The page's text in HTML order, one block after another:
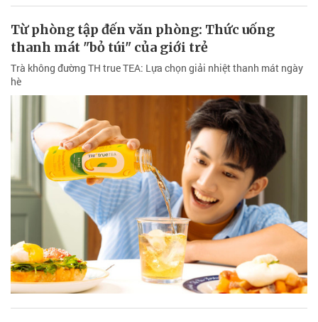
Từ phòng tập đến văn phòng: Thức uống
thanh mát "bỏ túi" của giới trẻ
Trà không đường TH true TEA: Lựa chọn giải nhiệt thanh mát ngày
hè